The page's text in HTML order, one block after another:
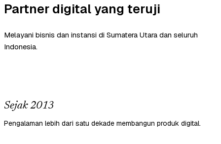
Partner digital yang teruji
Melayani bisnis dan instansi di Sumatera Utara dan seluruh
Indonesia.
Sejak 2013
Pengalaman lebih dari satu dekade membangun produk digital.